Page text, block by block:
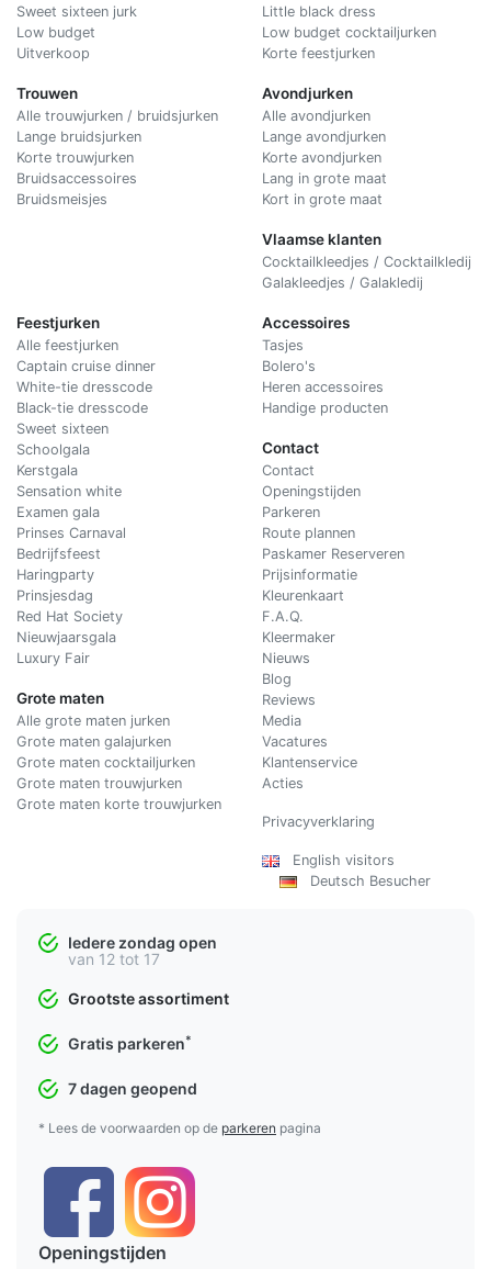
Sweet sixteen jurk
Low budget
Uitverkoop
Trouwen
Alle trouwjurken / bruidsjurken
Lange bruidsjurken
Korte trouwjurken
Bruidsaccessoires
Bruidsmeisjes
Little black dress
Low budget cocktailjurken
Korte feestjurken
Avondjurken
Alle avondjurken
Lange avondjurken
Korte avondjurken
Lang in grote maat
Kort in grote maat
Vlaamse klanten
Cocktailkleedjes / Cocktailkledij
Galakleedjes / Galakledij
Feestjurken
Alle feestjurken
Captain cruise dinner
White-tie dresscode
Black-tie dresscode
Sweet sixteen
Schoolgala
Kerstgala
Sensation white
Examen gala
Prinses Carnaval
Bedrijfsfeest
Haringparty
Prinsjesdag
Red Hat Society
Nieuwjaarsgala
Luxury Fair
Grote maten
Alle grote maten jurken
Grote maten galajurken
Grote maten cocktailjurken
Grote maten trouwjurken
Grote maten korte trouwjurken
Accessoires
Tasjes
Bolero's
Heren accessoires
Handige producten
Contact
Contact
Openingstijden
Parkeren
Route plannen
Paskamer Reserveren
Prijsinformatie
Kleurenkaart
F.A.Q.
Kleermaker
Nieuws
Blog
Reviews
Media
Vacatures
Klantenservice
Acties
Privacyverklaring
English visitors
Deutsch Besucher
Iedere zondag open
van 12 tot 17
Grootste assortiment
Gratis parkeren*
7 dagen geopend
* Lees de voorwaarden op de parkeren pagina
Openingstijden